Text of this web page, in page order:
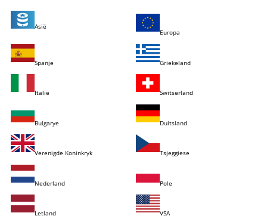
Asië
Europa
Spanje Griekeland
Italië Switserland
Bulgarye Duitsland
Verenigde Koninkryk Tsjeggiese
Nederland Pole
Letland VSA